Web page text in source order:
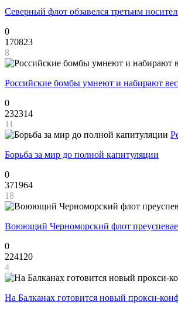
Северный флот обзавелся третьим
0
170823
8
Российские бомбы умнеют и набирают вес
0
232314
11
Борьба за мир до полной капитуляции
0
371964
18
Воюющий Черноморский флот
0
224120
4
На Балканах готовится новый прокси-